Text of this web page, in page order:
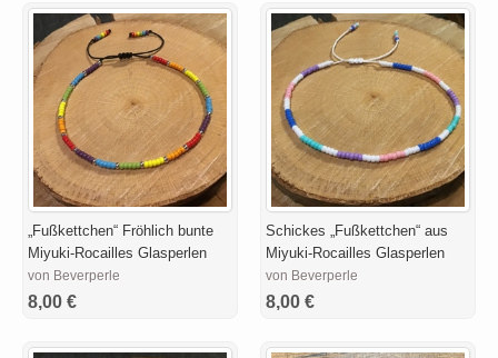
„Fußkettchen“ Fröhlich bunte
Miyuki-Rocailles Glasperlen
von Beverperle
8,00 €
Schickes „Fußkettchen“ aus
Miyuki-Rocailles Glasperlen
von Beverperle
8,00 €